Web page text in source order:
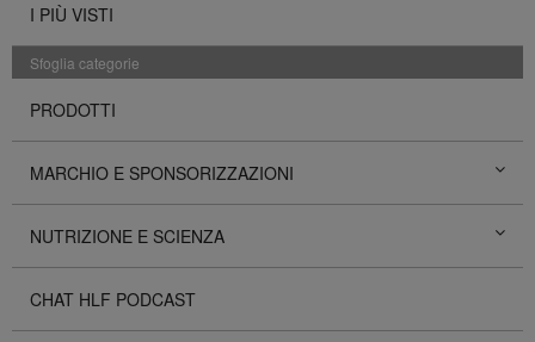
I PIÙ VISTI
Sfoglia categorie
PRODOTTI
MARCHIO E SPONSORIZZAZIONI
NUTRIZIONE E SCIENZA
CHAT HLF PODCAST